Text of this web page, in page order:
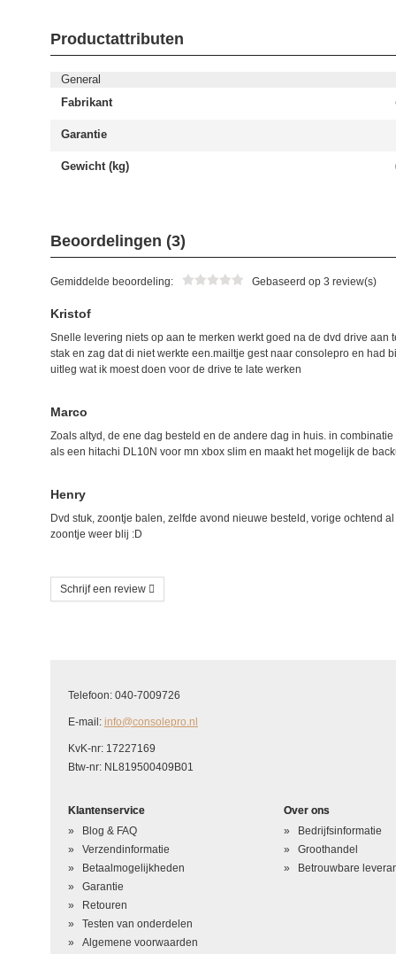
Productattributen
General
Fabrikant
Garantie
Gewicht (kg)
Beoordelingen (3)
Gemiddelde beoordeling: Gebaseerd op 3 review(s)
Kristof
Snelle levering niets op aan te merken werkt goed na de dvd drive aan
stak en zag dat di niet werkte een.mailtje gest naar consolepro en had
uitleg wat ik moest doen voor de drive te late werken
Marco
Zoals altyd, de ene dag besteld en de andere dag in huis. in
als een hitachi DL10N voor mn xbox slim en maakt het mogelijk de
Henry
Dvd stuk, zoontje balen, zelfde avond nieuwe besteld, vorige ochtend
zoontje weer blij :D
Schrijf een review
Hoe waardeert u dit product?
Uw beoordeling in één zin
*
Beoordeling
Telefoon: 040-7009726
E-mail: info@consolepro.nl
KvK-nr: 17227169
Btw-nr: NL819500409B01
Klantenservice
Blog & FAQ
Verzendinformatie
Betaalmogelijkheden
Garantie
Retouren
Testen van onderdelen
Algemene voorwaarden
Over ons
Bedrijfsinformatie
Groothandel
Betrouwbare